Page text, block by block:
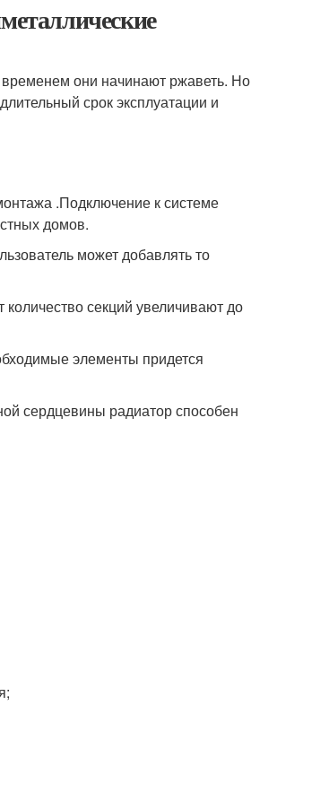
они начинают ржаветь. Но
срок эксплуатации и
.Подключение к системе
домов.
может добавлять то
секций увеличивают до
элементы придется
сердцевины радиатор способен